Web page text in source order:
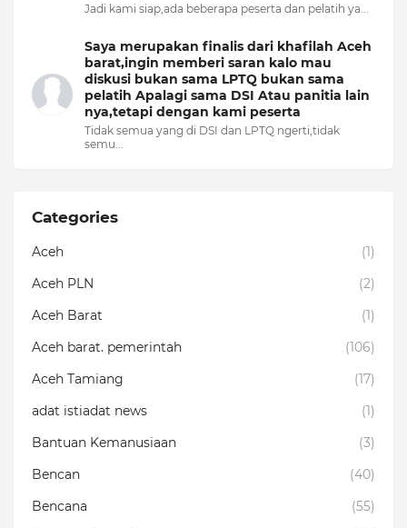
Jadi kami siap,ada beberapa peserta dan pelatih ya...
Saya merupakan finalis dari khafilah Aceh
barat,ingin memberi saran kalo mau
diskusi bukan sama LPTQ bukan sama
pelatih Apalagi sama DSI Atau panitia lain
nya,tetapi dengan kami peserta
Tidak semua yang di DSI dan LPTQ ngerti,tidak
semu...
Categories
Aceh
(1)
Aceh PLN
(2)
Aceh Barat
(1)
Aceh barat. pemerintah
(106)
Aceh Tamiang
(17)
adat istiadat news
(1)
Bantuan Kemanusiaan
(3)
Bencan
(40)
Bencana
(55)